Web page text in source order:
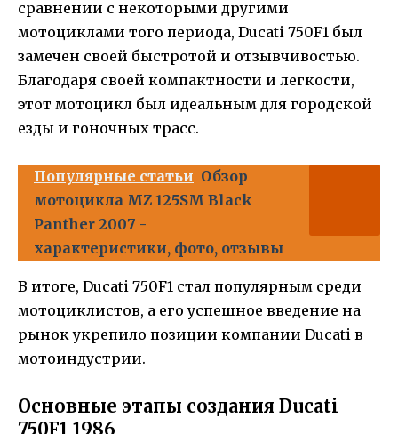
сравнении с некоторыми другими
мотоциклами того периода, Ducati 750F1 был
замечен своей быстротой и отзывчивостью.
Благодаря своей компактности и легкости,
этот мотоцикл был идеальным для городской
езды и гоночных трасс.
Популярные статьи Обзор
мотоцикла MZ 125SM Black
Panther 2007 -
характеристики, фото, отзывы
В итоге, Ducati 750F1 стал популярным среди
мотоциклистов, а его успешное введение на
рынок укрепило позиции компании Ducati в
мотоиндустрии.
Основные этапы создания Ducati
750F1 1986